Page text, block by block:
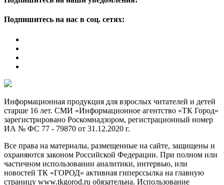
Подпишитесь на нас в соц. сетях:
Информационная продукция для взрослых читателей и детей
старше 16 лет. СМИ «Информационное агентство «ТК Город»
зарегистрировано Роскомнадзором, регистрационный номер
ИА № ФС 77 - 79870 от 31.12.2020 г.
Все права на материалы, размещенные на сайте, защищены и
охраняются законом Российской Федерации. При полном или
частичном использовании аналитики, интервью, или
новостей ТК «ГОРОД» активная гиперссылка на главную
страницу www.tkgorod.ru обязательна. Использование